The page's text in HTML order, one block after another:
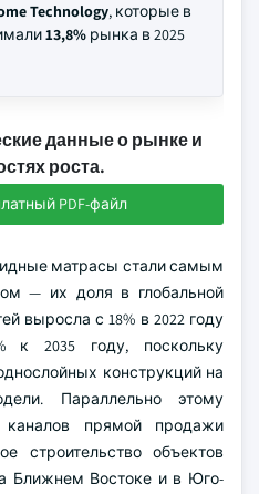
Technology, которые в
13,8% рынка в 2025
данные о рынке и
роста.
PDF-файл
матрасы стали самым
— их доля в глобальной
выросла с 18% в 2022 году
к 2035 году, поскольку
конструкций на
Параллельно этому
каналов прямой продажи
строительство объектов
Ближнем Востоке и в Юго-